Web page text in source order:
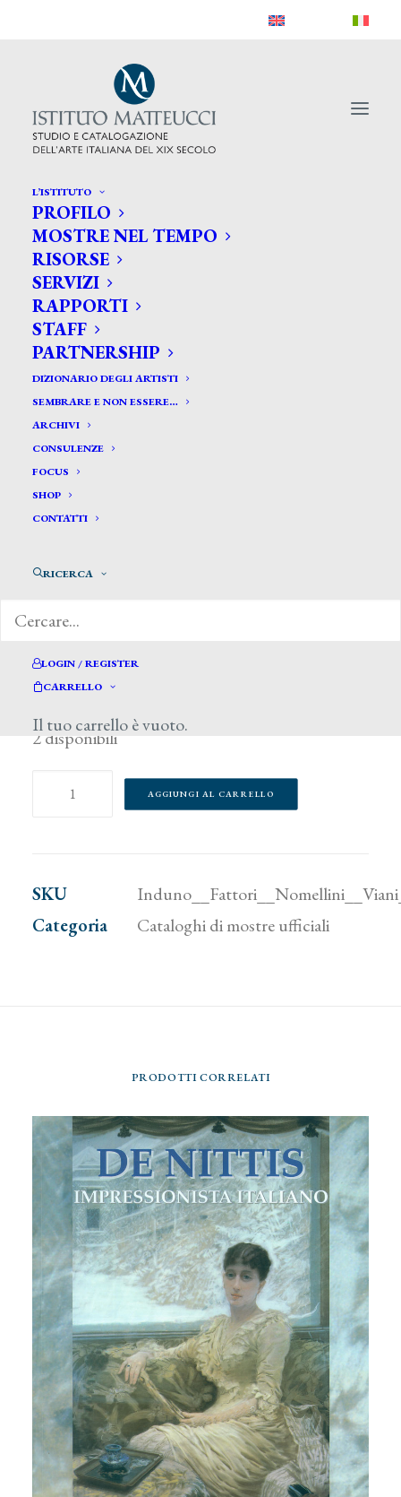
L’ISTITUTO
PROFILO
MOSTRE NEL TEMPO
RISORSE
SERVIZI
RAPPORTI
STAFF
PARTNERSHIP
DIZIONARIO DEGLI ARTISTI
SEMBRARE E NON ESSERE…
ARCHIVI
CONSULENZE
FOCUS
SHOP
CONTATTI
RICERCA
LOGIN / REGISTER
CARRELLO
Il tuo carrello è vuoto.
35,00€
2 disponibili
Induno,
di
Novara
quantità
AGGIUNGI AL CARRELLO
SKU
Categoria
Cataloghi di mostre ufficiali
PRODOTTI CORRELATI